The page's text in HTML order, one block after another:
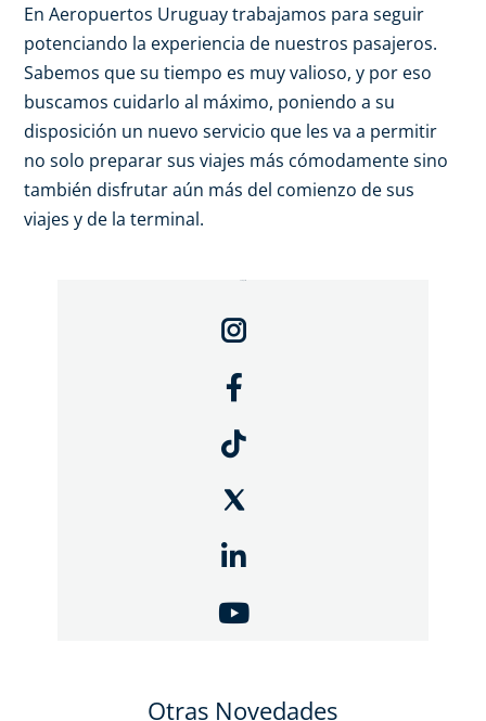
En Aeropuertos Uruguay trabajamos para seguir
potenciando la experiencia de nuestros pasajeros.
Sabemos que su tiempo es muy valioso, y por eso
buscamos cuidarlo al máximo, poniendo a su
disposición un nuevo servicio que les va a permitir
no solo preparar sus viajes más cómodamente sino
también disfrutar aún más del comienzo de sus
viajes y de la terminal.
Otras Novedades